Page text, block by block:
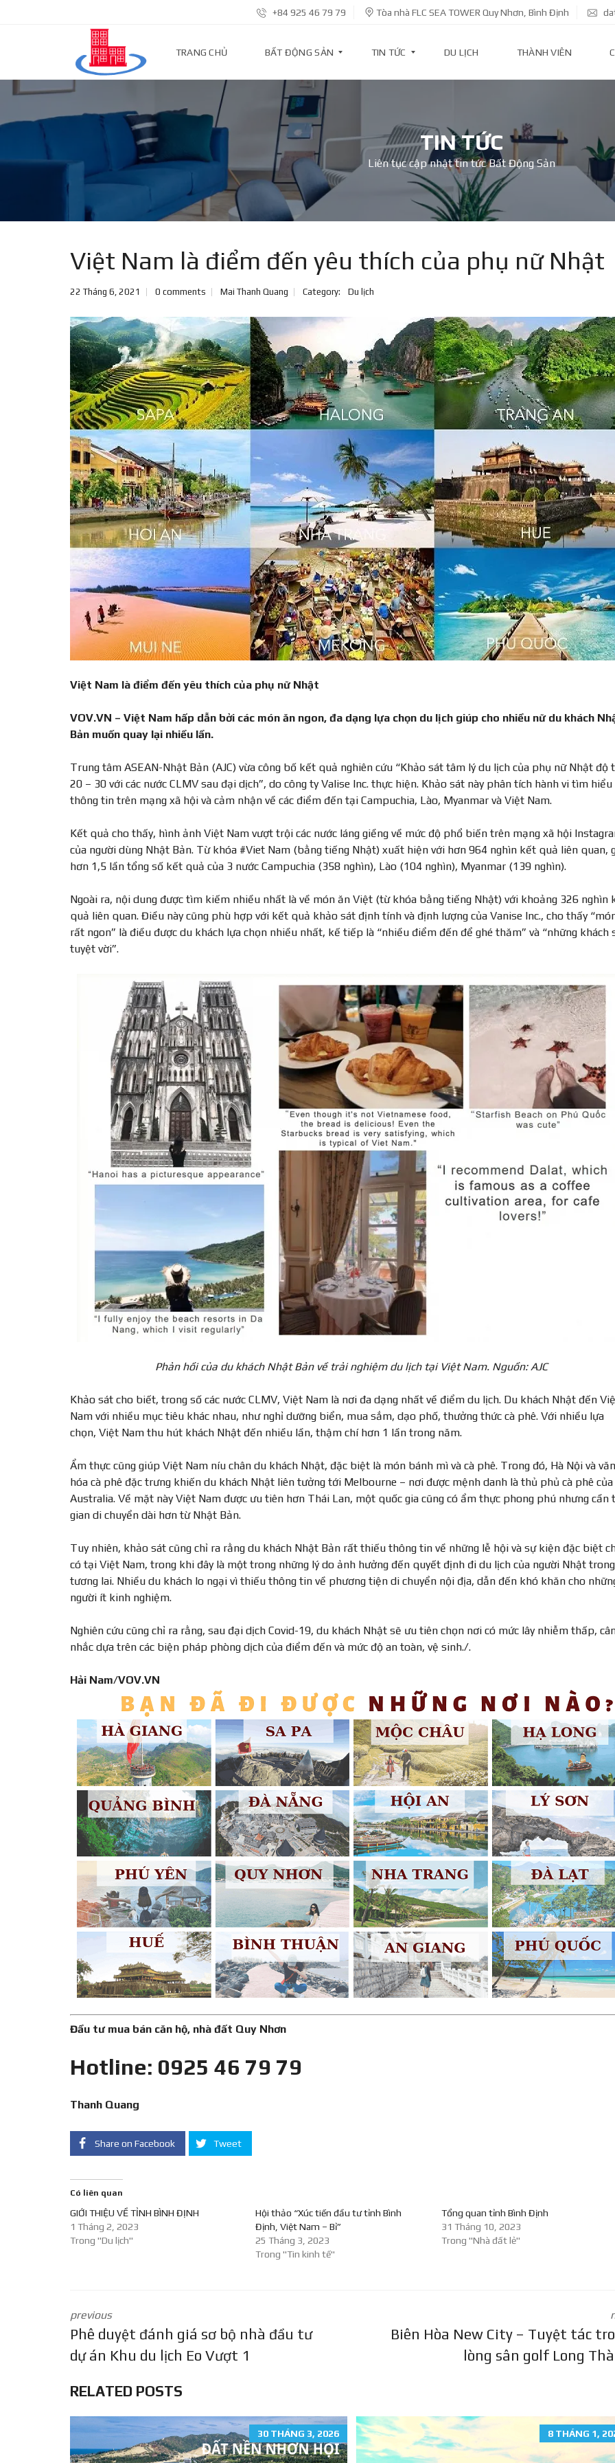
+84 925 46 79 79 Tòa nhà FLC SEA TOWER Quy Nhơn, Bình Định
TRANG CHỦ BẤT ĐỘNG SẢN
N
À
L
Ẻ
C
H
O
T
H
U
TIN TỨC
Ự
I
N
T
I
N
P
H
Á
L
Ý
DU LỊCH THÀNH VIÊN
TIN TỨC
Liên tục cập nhật tin tức Bất Động Sản
Việt Nam là điểm đến yêu thích của phụ nữ Nhật
22 Tháng 6, 2021 0 comments Mai Thanh Quang Category: Du lịch
Việt Nam là điểm đến yêu thích của phụ nữ Nhật
VOV.VN – Việt Nam hấp dẫn bởi các món ăn ngon, đa dạng lựa chọn du lịch giúp cho nhiều nữ du khách
Bản muốn quay lại nhiều lần.
Trung tâm ASEAN-Nhật Bản (AJC) vừa công bố kết quả nghiên cứu “Khảo sát tâm lý du lịch của phụ nữ Nhật độ
20 – 30 với các nước CLMV sau đại dịch”, do công ty Valise Inc. thực hiện. Khảo sát này phân tích hành vi tìm hiểu
thông tin trên mạng xã hội và cảm nhận về các điểm đến tại Campuchia, Lào, Myanmar và Việt Nam.
Kết quả cho thấy, hình ảnh Việt Nam vượt trội các nước láng giềng về mức độ phổ biến trên mạng xã hội
của người dùng Nhật Bản. Từ khóa #Viet Nam (bằng tiếng Nhật) xuất hiện với hơn 964 nghìn kết quả liên quan,
hơn 1,5 lần tổng số kết quả của 3 nước Campuchia (358 nghìn), Lào (104 nghìn), Myanmar (139 nghìn).
Ngoài ra, nội dung được tìm kiếm nhiều nhất là về món ăn Việt (từ khóa bằng tiếng Nhật) với khoảng 326 nghìn
quả liên quan. Điều này cũng phù hợp với kết quả khảo sát định tính và định lượng của Vanise Inc., cho thấy
rất ngon” là điều được du khách lựa chọn nhiều nhất, kế tiếp là “nhiều điểm đến để ghé thăm” và “những khách
tuyệt vời”.
Phản hồi của du khách Nhật Bản về trải nghiệm du lịch tại Việt Nam. Nguồn: AJC
Khảo sát cho biết, trong số các nước CLMV, Việt Nam là nơi đa dạng nhất về điểm du lịch. Du khách Nhật đến
Nam với nhiều mục tiêu khác nhau, như nghỉ dưỡng biển, mua sắm, dạo phố, thưởng thức cà phê. Với nhiều lựa
chọn, Việt Nam thu hút khách Nhật đến nhiều lần, thậm chí hơn 1 lần trong năm.
Ẩm thực cũng giúp Việt Nam níu chân du khách Nhật, đặc biệt là món bánh mì và cà phê. Trong đó, Hà Nội và văn
hóa cà phê đặc trưng khiến du khách Nhật liên tưởng tới Melbourne – nơi được mệnh danh là thủ phủ cà phê của
Australia. Về mặt này Việt Nam được ưu tiên hơn Thái Lan, một quốc gia cũng có ẩm thực phong phú nhưng cần
gian di chuyển dài hơn từ Nhật Bản.
Tuy nhiên, khảo sát cũng chỉ ra rằng du khách Nhật Bản rất thiếu thông tin về những lễ hội và sự kiện đặc biệt
có tại Việt Nam, trong khi đây là một trong những lý do ảnh hưởng đến quyết định đi du lịch của người Nhật trong
tương lai. Nhiều du khách lo ngại vì thiếu thông tin về phương tiện di chuyển nội địa, dẫn đến khó khăn cho
người ít kinh nghiệm.
Nghiên cứu cũng chỉ ra rằng, sau đại dịch Covid-19, du khách Nhật sẽ ưu tiên chọn nơi có mức lây nhiễm thấp,
nhắc dựa trên các biện pháp phòng dịch của điểm đến và mức độ an toàn, vệ sinh./.
Hải Nam/VOV.VN
Đầu tư mua bán căn hộ, nhà đất Quy Nhơn
Hotline: 0925 46 79 79
Thanh Quang
Share on Facebook Tweet
Có liên quan
GIỚI THIỆU VỀ TỈNH BÌNH ĐỊNH
1 Tháng 2, 2023
Trong "Du lịch"
Hội thảo “Xúc tiến đầu tư tỉnh Bình
Định, Việt Nam – Bỉ”
25 Tháng 3, 2023
Trong "Tin kinh tế"
Tổng quan tỉnh Bình Định
31 Tháng 10, 2023
Trong "Nhà đất lẻ"
previous
Phê duyệt đánh giá sơ bộ nhà đầu tư
dự án Khu du lịch Eo Vượt 1
Biên Hòa New City – Tuyệt tác
lòng sân golf Long
RELATED POSTS
30 THÁNG 3, 2026 8 THÁNG 1,